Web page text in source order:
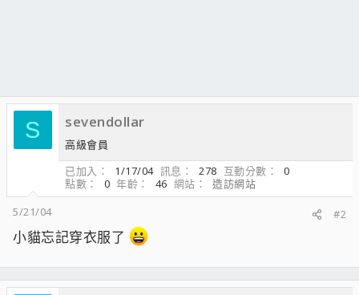
S sevendollar
高級會員
已加入
1/17/04 訊息 278 互動分數
0
點數
0 年齡 46 網站
造訪網站
5/21/04
#2
小貓忘記穿衣服了